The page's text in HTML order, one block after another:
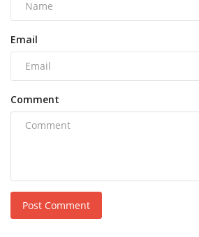
Email
Comment
Post Comment